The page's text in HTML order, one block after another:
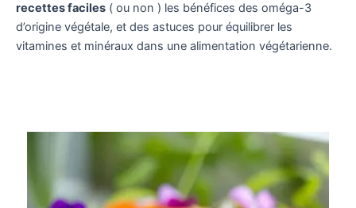
recettes faciles ( ou non ) les bénéfices des oméga-3
d’origine végétale, et des astuces pour équilibrer les
vitamines et minéraux dans une alimentation végétarienne.